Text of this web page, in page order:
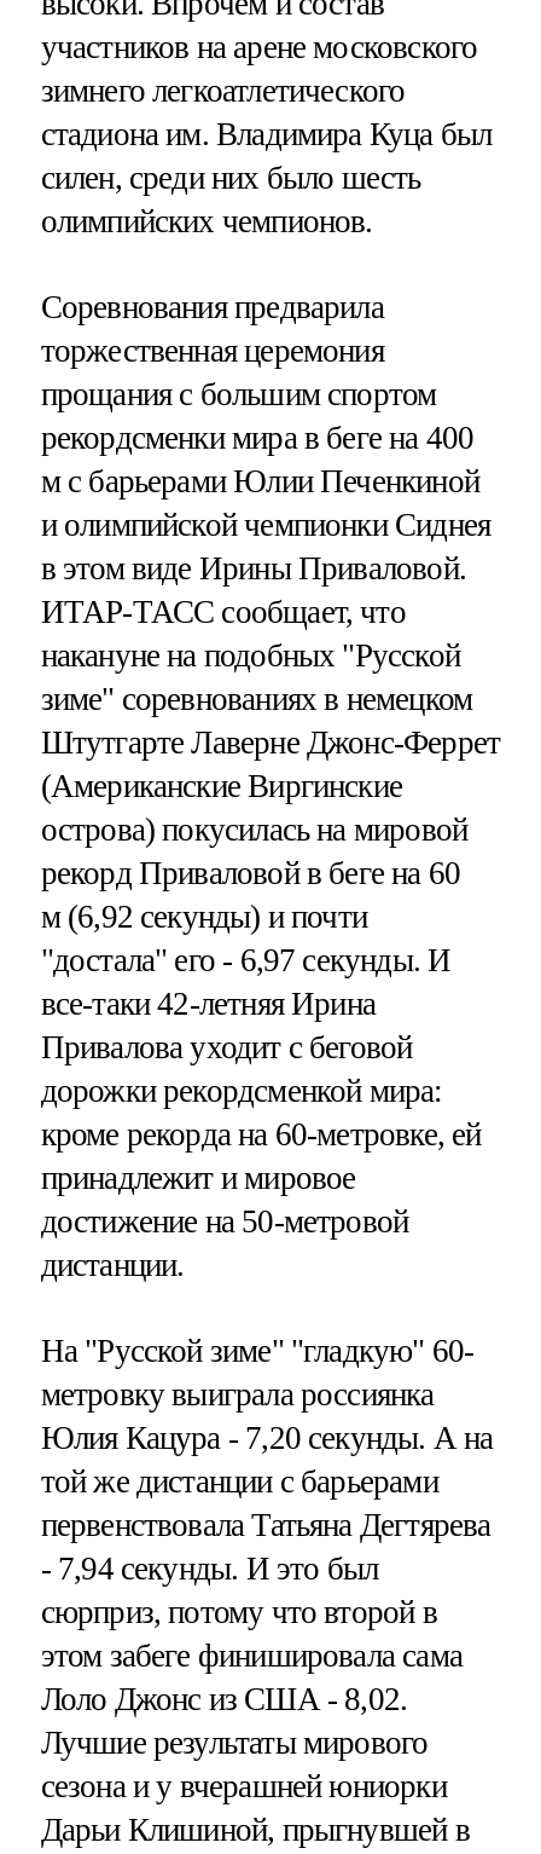
участников на арене московского
зимнего легкоатлетического
стадиона им. Владимира Куца был
силен, среди них было шесть
олимпийских чемпионов.
Соревнования предварила
торжественная церемония
прощания с большим спортом
рекордсменки мира в беге на 400
м с барьерами Юлии Печенкиной
и олимпийской чемпионки Сиднея
в этом виде Ирины Приваловой.
ИТАР-ТАСС сообщает, что
накануне на подобных "Русской
зиме" соревнованиях в немецком
Штутгарте Лаверне Джонс-Феррет
(Американские Виргинские
острова) покусилась на мировой
рекорд Приваловой в беге на 60
м (6,92 секунды) и почти
"достала" его - 6,97 секунды. И
все-таки 42-летняя Ирина
Привалова уходит с беговой
дорожки рекордсменкой мира:
кроме рекорда на 60-метровке, ей
принадлежит и мировое
достижение на 50-метровой
дистанции.
На "Русской зиме" "гладкую" 60-
метровку выиграла россиянка
Юлия Кацура - 7,20 секунды. А на
той же дистанции с барьерами
первенствовала Татьяна Дегтярева
- 7,94 секунды. И это был
сюрприз, потому что второй в
этом забеге финишировала сама
Лоло Джонс из США - 8,02.
Лучшие результаты мирового
сезона и у вчерашней юниорки
Дарьи Клишиной, прыгнувшей в